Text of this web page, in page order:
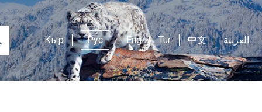
Кыр Рус Eng Tur 中文 العربية